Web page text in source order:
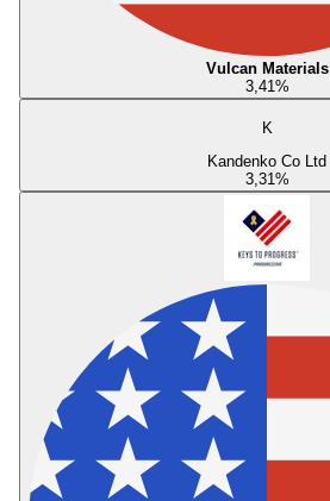
Vulcan Materials
3,41%
K
Kandenko Co Ltd
3,31 %